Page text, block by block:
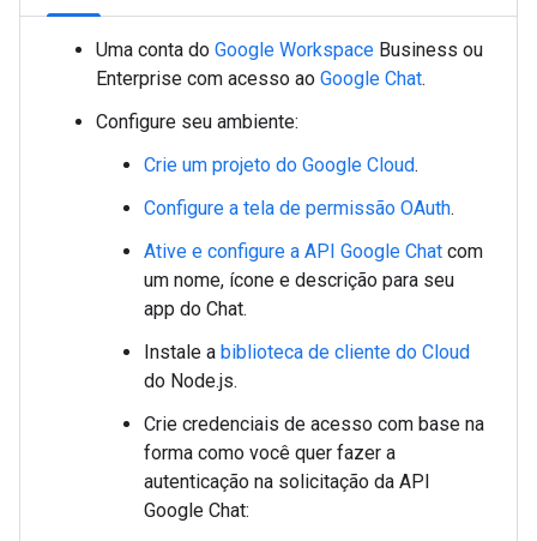
Uma conta do Google Workspace Business ou
Enterprise com acesso ao Google Chat.
Configure seu ambiente:
Crie um projeto do Google Cloud.
Configure a tela de permissão OAuth.
Ative e configure a API Google Chat com
um nome, ícone e descrição para seu
app do Chat.
Instale a biblioteca de cliente do Cloud
do Node.js.
Crie credenciais de acesso com base na
forma como você quer fazer a
autenticação na solicitação da API
Google Chat: